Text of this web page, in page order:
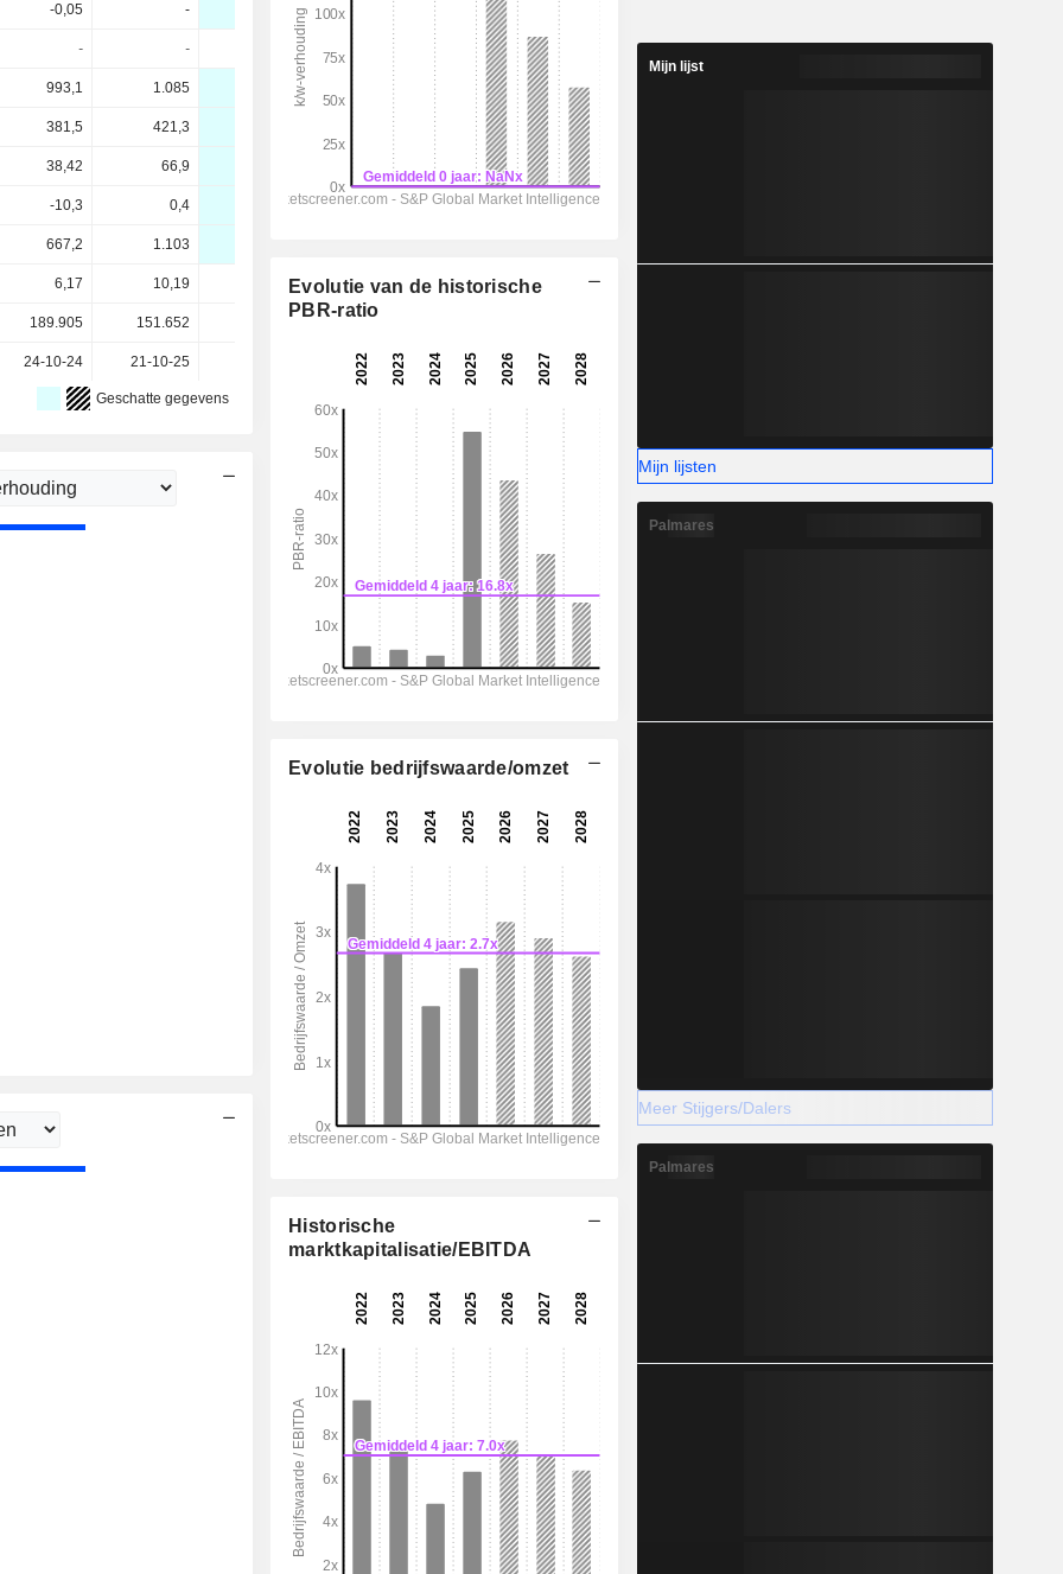
-0,05 - 0,1802 0,273
- - -
993,1 1.085 1.238 1.355
381,5 421,3 511,2 559,5
38,42 66,9 106,6 126,4
-10,3 0,4 19,56 34,6 54,86
667,2 1.103
6,17 10,19 15,58 15,58 15,58
189.905 151.652
24-10-24 21-10-25 - -
Geschatte gegevens
Evolutie van de historische
PBR-ratio
Evolutie bedrijfswaarde/omzet
Historische
marktkapitalisatie/EBITDA
Mijn lijst
Mijn lijsten
Palmares
Meer Stijgers/Dalers
Palmares